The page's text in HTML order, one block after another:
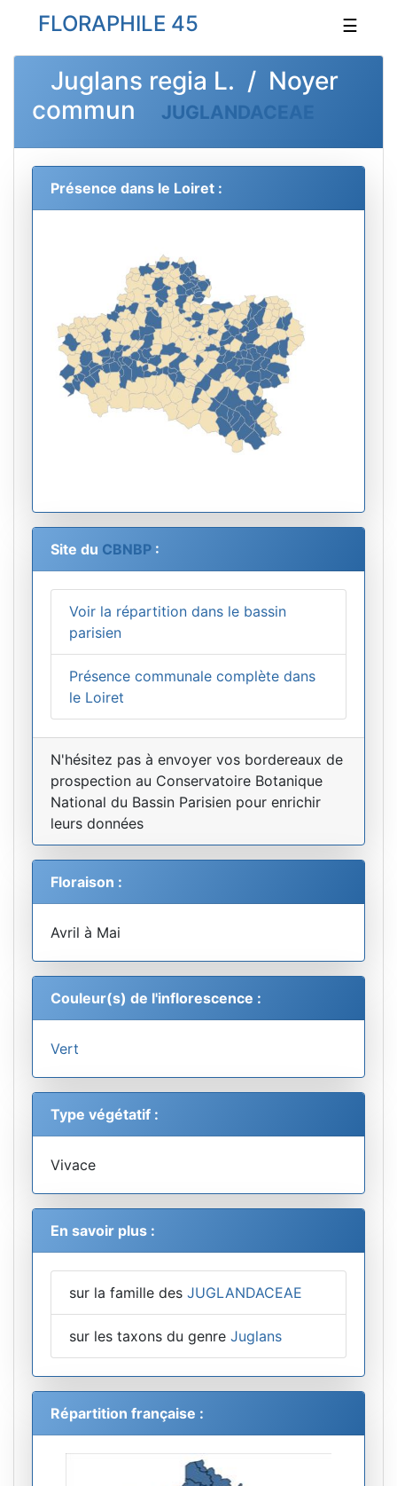
FLORAPHILE 45 ☰
Juglans regia L. / Noyer
commun
JUGLANDACEAE
Présence dans le Loiret :
Site du CBNBP :
Voir la répartition dans le bassin
parisien
Présence communale complète dans
le Loiret
N'hésitez pas à envoyer vos bordereaux de
prospection au Conservatoire Botanique
National du Bassin Parisien pour enrichir
leurs données
Floraison :
Avril à Mai
Couleur(s) de l'inflorescence :
Vert
Type végétatif :
Vivace
En savoir plus :
sur la famille des JUGLANDACEAE
sur les taxons du genre Juglans
Répartition française :